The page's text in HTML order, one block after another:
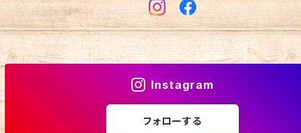
Instagram
フォローする